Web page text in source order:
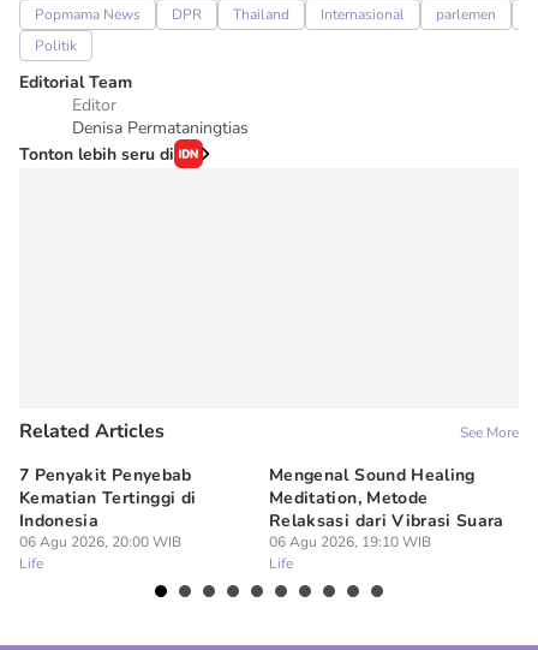
Popmama News DPR Thailand Internasional parlemen
Politik
Editorial Team
Editor
Denisa Permataningtias
Tonton lebih seru di
Related Articles See More
7 Penyakit Penyebab
Kematian Tertinggi di
Indonesia
06 Agu 2026, 20:00 WIB
Life
Mengenal Sound Healing
Meditation, Metode
Relaksasi dari Vibrasi Suara
06 Agu 2026, 19:10 WIB
Life